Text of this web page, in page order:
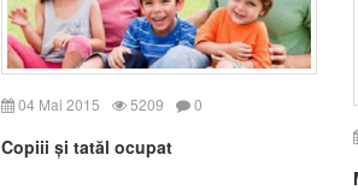
04 Mai 2015 5209 0
Copiii și tatăl ocupat